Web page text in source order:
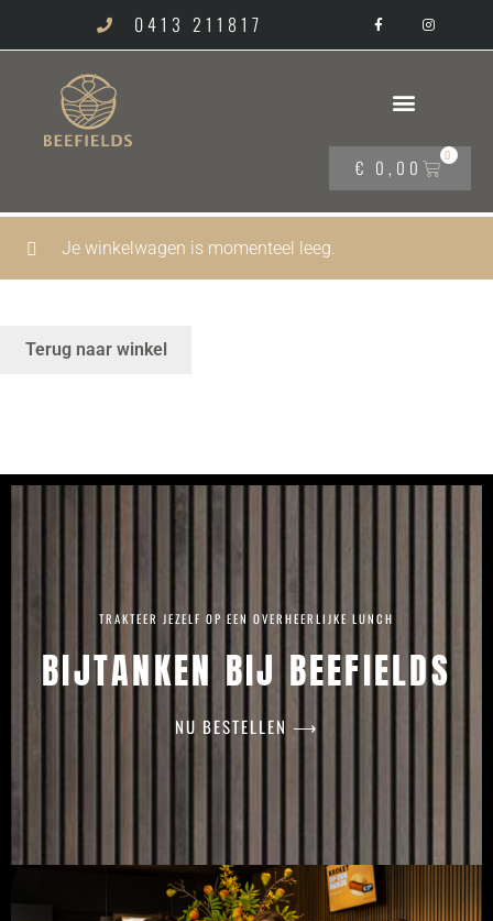
0413 211817
€ 0,00
0
Je winkelwagen is momenteel leeg.
Terug naar winkel
TRAKTEER JEZELF OP EEN OVERHEERLIJKE LUNCH
BIJTANKEN BIJ BEEFIELDS
NU BESTELLEN ⟶